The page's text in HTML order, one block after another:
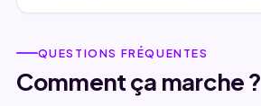
QUESTIONS FRÉQUENTES
Comment ça marche ?